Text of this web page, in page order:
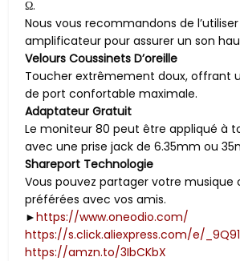
Ω.
Nous vous recommandons de
amplificateur pour assurer un son
Velours Coussinets D’oreille
Toucher extrêmement doux, offrant
de port confortable maximale.
Adaptateur Gratuit
Le moniteur 80 peut être appliqué à
avec une prise jack de 6.35mm ou
Shareport Technologie
Vous pouvez partager votre musique
préférées avec vos amis.
►https://www.oneodio.com/
https://s.click.aliexpress.com/e/
https://amzn.to/3IbCKbX